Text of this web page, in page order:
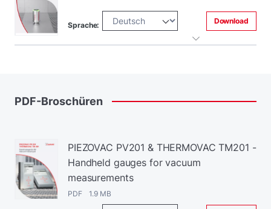
Sprache: Download
PDF-Broschüren
PIEZOVAC PV201 & THERMOVAC TM201 -
Handheld gauges for vacuum
measurements
PDF 1.9 MB